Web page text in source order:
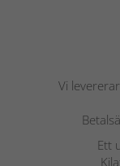
Vi
Ett